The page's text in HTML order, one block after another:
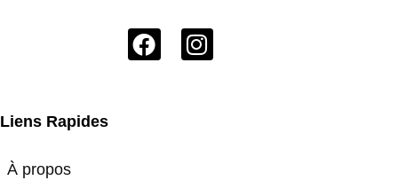
Liens Rapides
À propos